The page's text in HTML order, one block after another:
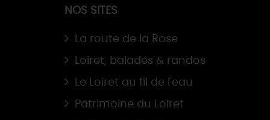
NOS SITES
La route de la Rose
Loiret, balades & randos
Le Loiret au fil de l'eau
Patrimoine du Loiret